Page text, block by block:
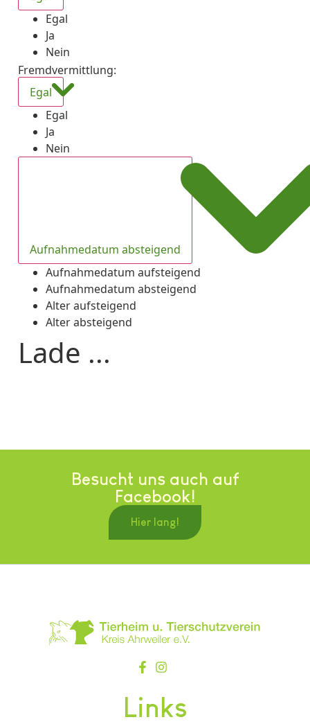
Egal
Ja
Nein
Fremdvermittlung:
Egal
Egal
Ja
Nein
Aufnahmedatum absteigend
Aufnahmedatum aufsteigend
Aufnahmedatum absteigend
Alter aufsteigend
Alter absteigend
Lade ...
Besucht uns auch auf
Facebook!
Hier lang!
Links